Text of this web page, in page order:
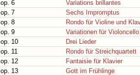
op. 6
Variations brillantes
op. 7
Sechs Impromptus
op. 8
Rondo für Violine und
op. 9
Variationen für
op. 10
Drei Lieder
op. 11
Rondo für Streichquartett
op. 12
Fantaisie für Klavier
op. 13
Gott im Frühlinge